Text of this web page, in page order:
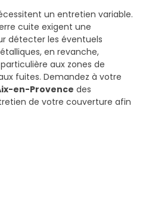
un entretien variable.
cuite exigent une
détecter les éventuels
en revanche,
aux zones de
fuites. Demandez à votre
en-Provence des
de votre couverture afin